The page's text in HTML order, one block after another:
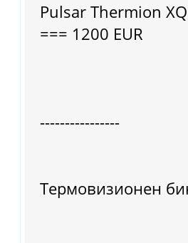
Pulsar Thermion
=== 1200 EUR
----------------
Термовизионен